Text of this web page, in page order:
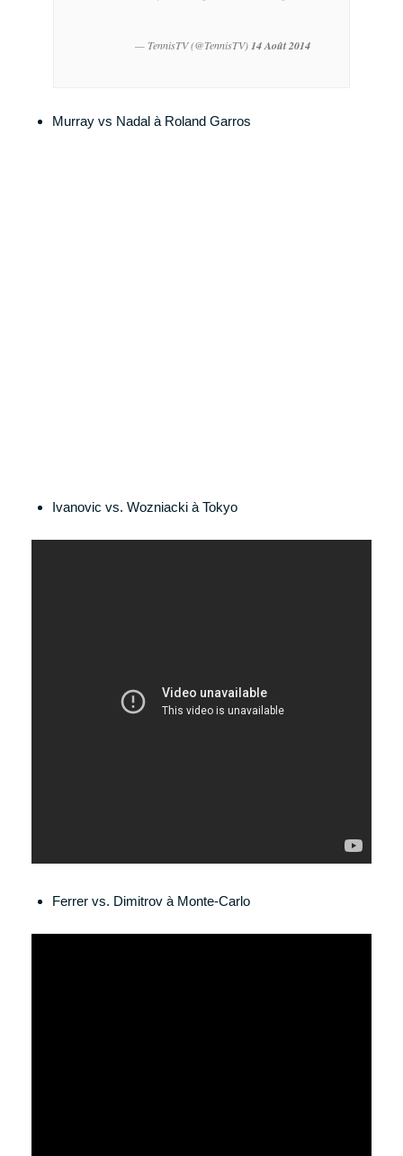
— TennisTV (@TennisTV)14 Août 2014
Murray vs Nadal à Roland Garros
Ivanovic vs. Wozniacki à Tokyo
Ferrer vs. Dimitrov à Monte-Carlo